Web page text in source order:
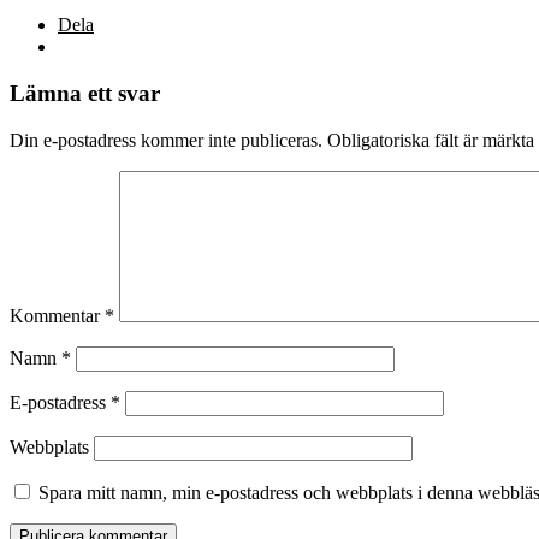
Dela
Lämna ett svar
Din e-postadress kommer inte publiceras. Obligatoriska fält är märkta
Kommentar *
Namn *
E-postadress *
Webbplats
Spara mitt namn, min e-postadress och webbplats i denna